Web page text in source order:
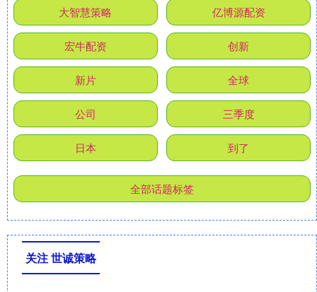
大智慧策略 亿博源配资
宏牛配资 创新
新片 全球
公司 三季度
日本 到了
全部话题标签
关注 世诚策略